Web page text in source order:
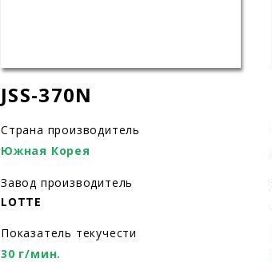
JSS-370N
Страна производитель
Южная Корея
Завод производитель
LOTTE
Показатель текучести
30 г/мин.